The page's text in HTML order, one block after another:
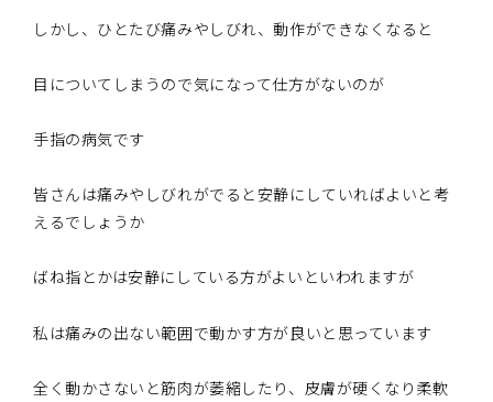
しかし、ひとたび痛みやしびれ、動作ができなくなると
目についてしまうので気になって仕方がないのが
手指の病気です
皆さんは痛みやしびれがでると安静にしていればよいと考
えるでしょうか
ばね指とかは安静にしている方がよいといわれますが
私は痛みの出ない範囲で動かす方が良いと思っています
全く動かさないと筋肉が萎縮したり、皮膚が硬くなり柔軟